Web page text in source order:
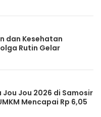
dan Kesehatan
Rutin Gelar
Jou 2026 di Samosir
Mencapai Rp 6,05